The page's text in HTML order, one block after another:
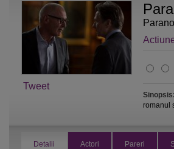
Tweet
Sinopsis:
romanul
Detalii Actori Pareri